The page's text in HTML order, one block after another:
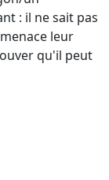
: il ne sait pas
leur
qu'il peut